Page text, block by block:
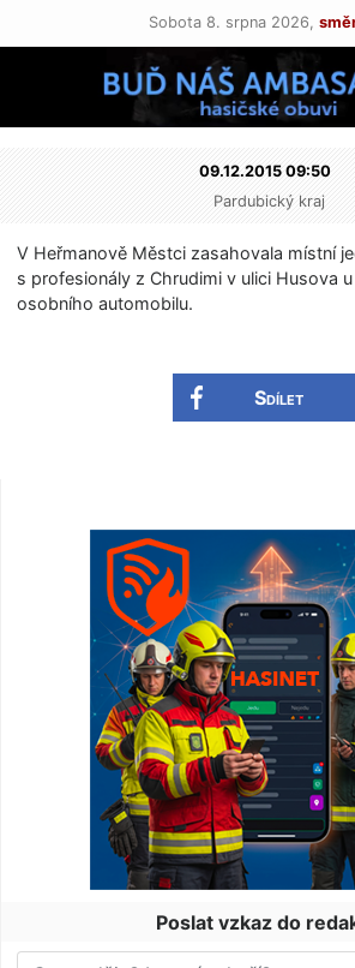
Sobota 8. srpna 2026,
09.12.2015 09:50
Pardubický kraj
V Heřmanově Městci zasahovala místní
s profesionály z Chrudimi v ulici Husova
osobního automobilu.
Sdílet
Poslat vzkaz do